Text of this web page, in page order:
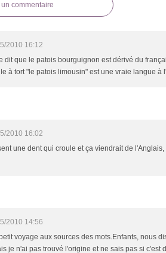
commentaire
2010 16:12
dit que le patois bourguignon est dérivé du
à tort "le patois limousin" est une vraie langue à
2010 16:02
une dent qui croule et ça viendrait de
2010 14:56
voyage aux sources des mots.Enfants, nous
je n'ai pas trouvé l'origine et ne sais pas si c'est